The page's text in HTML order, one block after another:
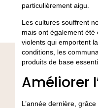
particulièrement aigu.
Les cultures souffrent
mais ont également
violents qui emportent
conditions, les
produits de base
Améliorer
L’année dernière,